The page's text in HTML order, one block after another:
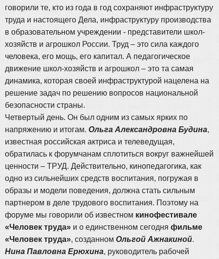
говорили те, кто из года в год сохраняют инфраструктуру
труда и настоящего Дела, инфраструктуру производства
в образовательном учреждении - представители школ-
хозяйств и агрошкол России. Труд – это сила каждого
человека, его мощь, его капитал. А педагогическое
движение школ-хозяйств и агрошкол – это та самая
динамика, которая своей инфраструктурой нацелена на
решение задач по решению вопросов национальной
безопасности страны.
Четвертый день. Он был одним из самых ярких по
напряжению и итогам. Ольга Александровна Будина,
известная российская актриса и телеведущая,
обратилась к форумчанам сплотиться вокруг важнейшей
ценности – ТРУД. Действительно, кинопедагогика, как
одно из сильнейших средств воспитания, погружая в
образы и модели поведения, должна стать сильным
партнером в деле трудового воспитания. Поэтому на
форуме мы говорили об известном кинофестивале
«Человек труда» и о единственном сегодня фильме
«Человек труда», созданном Ольгой Ажнакиной.
Нина Павловна Ерюхина, руководитель рабочей